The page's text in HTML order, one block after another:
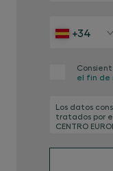
+34
el fin de
Los datos
tratados por
CENTRO
las cuales